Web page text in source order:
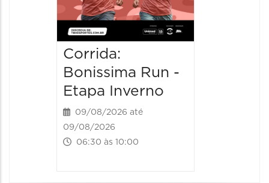
Corrida:
Bonissima Run -
Etapa Inverno
09/08/2026 até
09/08/2026
06:30 às 10:00